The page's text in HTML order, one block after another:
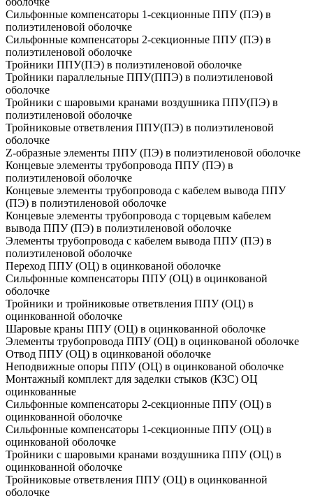
Сильфонные компенсаторы 1-секционные ППУ (ПЭ) в
полиэтиленовой оболочке
Сильфонные компенсаторы 2-секционные ППУ (ПЭ) в
полиэтиленовой оболочке
Тройники ППУ(ПЭ) в полиэтиленовой оболочке
Тройники параллельные ППУ(ППЭ) в полиэтиленовой
оболочке
Тройники с шаровыми кранами воздушника ППУ(ПЭ) в
полиэтиленовой оболочке
Тройниковые ответвления ППУ(ПЭ) в полиэтиленовой
оболочке
Z-образные элементы ППУ (ПЭ) в полиэтиленовой оболочке
Концевые элементы трубопровода ППУ (ПЭ) в
полиэтиленовой оболочке
Концевые элементы трубопровода с кабелем вывода ППУ
(ПЭ) в полиэтиленовой оболочке
Концевые элементы трубопровода с торцевым кабелем
вывода ППУ (ПЭ) в полиэтиленовой оболочке
Элементы трубопровода с кабелем вывода ППУ (ПЭ) в
полиэтиленовой оболочке
Переход ППУ (ОЦ) в оцинкованой оболочке
Сильфонные компенсаторы ППУ (ОЦ) в оцинкованой
оболочке
Тройники и тройниковые ответвления ППУ (ОЦ) в
оцинкованной оболочке
Шаровые краны ППУ (ОЦ) в оцинкованной оболочке
Элементы трубопровода ППУ (ОЦ) в оцинкованой оболочке
Отвод ППУ (ОЦ) в оцинкованой оболочке
Неподвижные опоры ППУ (ОЦ) в оцинкованой оболочке
Монтажный комплект для заделки стыков (КЗС) ОЦ
оцинкованные
Сильфонные компенсаторы 2-секционные ППУ (ОЦ) в
оцинкованной оболочке
Сильфонные компенсаторы 1-секционные ППУ (ОЦ) в
оцинкованой оболочке
Тройники с шаровыми кранами воздушника ППУ (ОЦ) в
оцинкованной оболочке
Тройниковые ответвления ППУ (ОЦ) в оцинкованной
оболочке